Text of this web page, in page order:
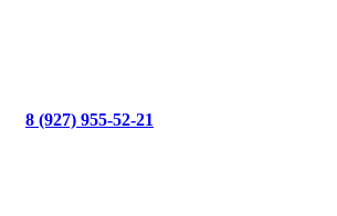
8 (927) 955-52-21